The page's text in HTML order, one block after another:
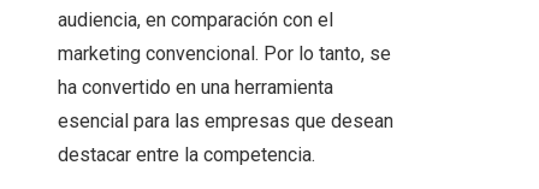
audiencia, en comparación con el
marketing convencional. Por lo tanto, se
ha convertido en una herramienta
esencial para las empresas que desean
destacar entre la competencia.